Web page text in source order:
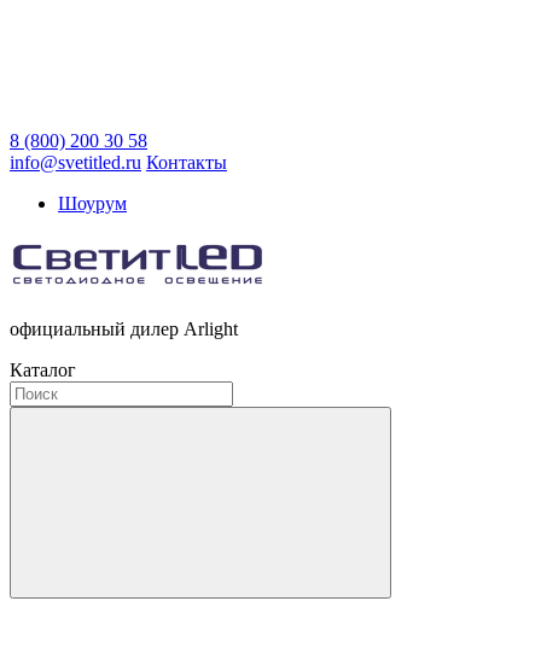
8 (800) 200 30 58
info@svetitled.ru Контакты
Шоурум
официальный дилер Arlight
Каталог